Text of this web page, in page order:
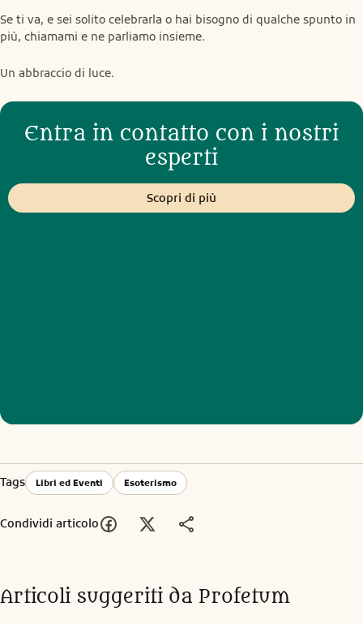
Se ti va, e sei solito celebrarla o hai bisogno di qualche spunto in
più, chiamami e ne parliamo insieme.
Un abbraccio di luce.
Entra in contatto con i nostri
esperti
Scopri di più
Tags Libri ed Eventi Esoterismo
Condividi articolo
Articoli suggeriti da Profetum